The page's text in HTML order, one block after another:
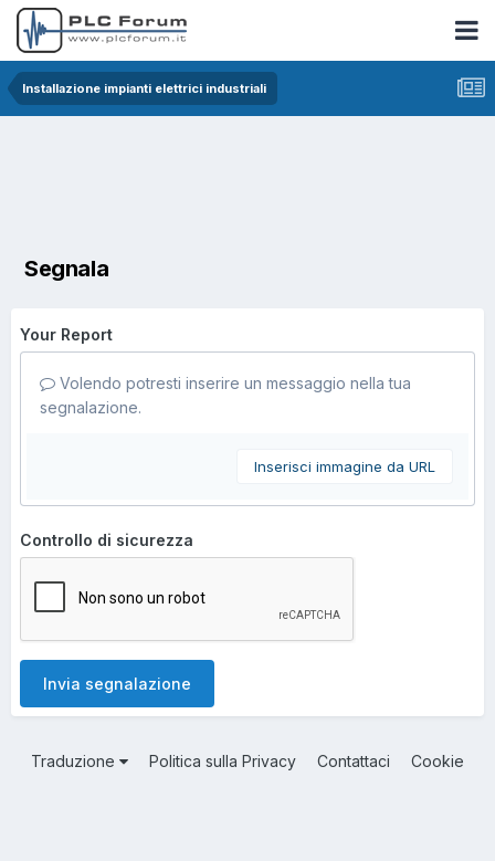
Installazione impianti elettrici industriali
Segnala
Your Report
Volendo potresti inserire un messaggio nella tua
segnalazione.
Inserisci immagine da URL
Controllo di sicurezza
Invia segnalazione
Traduzione Politica sulla Privacy Contattaci Cookie